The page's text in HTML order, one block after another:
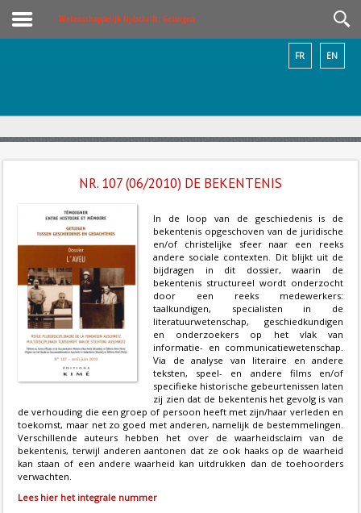
Wetenschappelijk tijdschrift: Getuigen
EN
FR
NR. 107 (06/2010) DE BEKENTENIS
In de loop van de geschiedenis is de
bekentenis opgeschoven van de juridische
en/of christelijke sfeer naar een reeks
andere sociale contexten. Dit blijkt uit de
bijdragen in dit dossier, waarin de
bekentenis structureel wordt onderzocht
door een reeks medewerkers:
taalkundigen, specialisten in de
literatuurwetenschap, geschiedkundigen
en onderzoekers op het vlak van
informatie- en communicatiewetenschap.
Via de analyse van literaire en andere
teksten, speel- en andere films en/of
specifieke historische gebeurtenissen laten
zij zien dat de bekentenis het gevolg is van
de verhouding die een groep of persoon heeft met zijn/haar verleden en
toekomst, maar net zo goed met anderen, namelijk de bestemmelingen.
Verschillende auteurs hebben het over de waarheidsclaim van de
bekentenis, terwijl anderen aantonen dat ze ook haaks op de waarheid
kan staan of een andere waarheid kan uitdrukken dan de toehoorders
verwachten.
Lees hier het integrale nummer